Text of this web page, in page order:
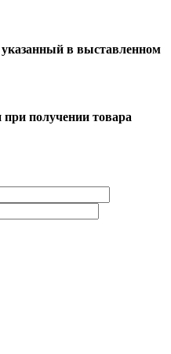
в выставленном
получении товара